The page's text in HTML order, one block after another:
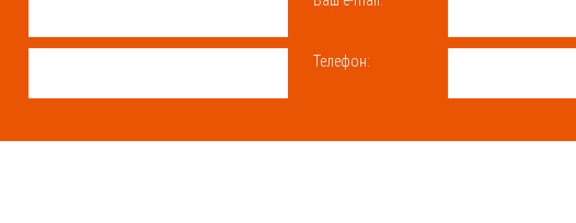
Телефон: